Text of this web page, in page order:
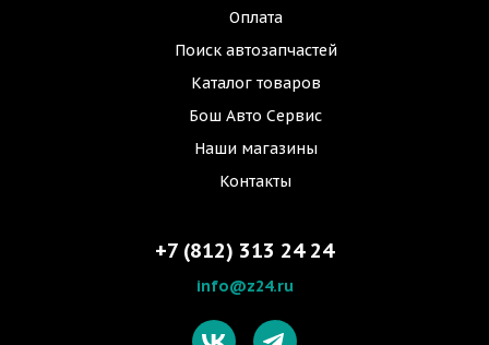
Оплата
Поиск автозапчастей
Каталог товаров
Бош Авто Сервис
Наши магазины
Контакты
+7 (812) 313 24 24
info@z24.ru